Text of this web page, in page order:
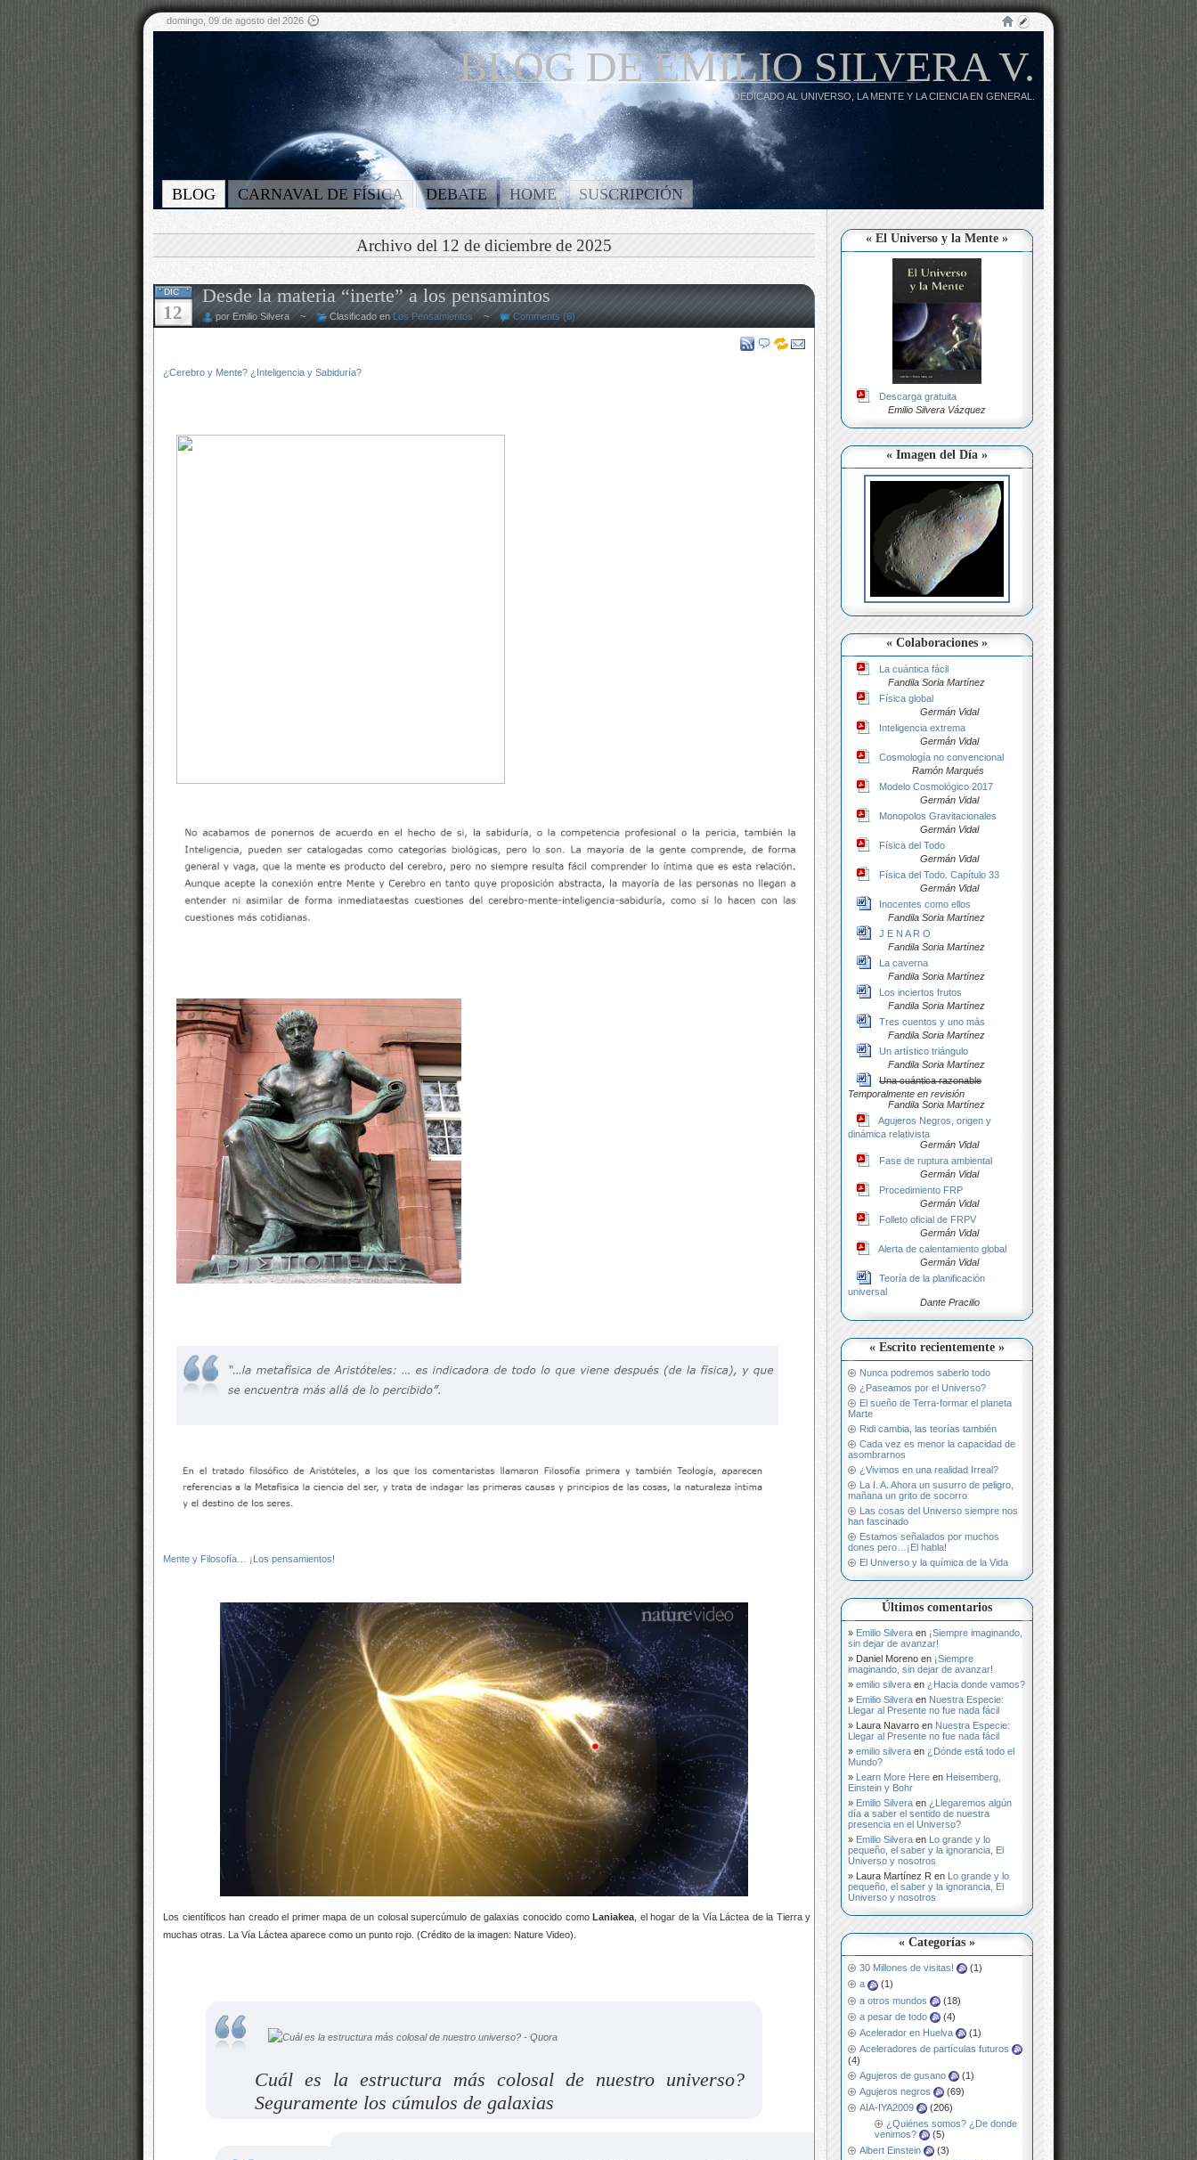
domingo, 09 de agosto del 2026
BLOG DE EMILIO SILVERA V.
DEDICADO AL UNIVERSO, LA MENTE Y LA CIENCIA EN GENERAL.
BLOG CARNAVAL DE FÍSICA DEBATE HOME SUSCRIPCIÓN
« El Universo y la Mente »
Descarga gratuita
Emilio Silvera Vázquez
« Imagen del Día »
« Colaboraciones »
La cuántica fácil
Fandila Soria Martínez
Física global
Germán Vidal
Inteligencia extrema
Germán Vidal
Cosmología no convencional
Ramón Marqués
Modelo Cosmológico 2017
Germán Vidal
Monopolos Gravitacionales
Germán Vidal
Física del Todo
Germán Vidal
Física del Todo. Capítulo 33
Germán Vidal
Inocentes como ellos
Fandila Soria Martínez
J E N A R O
Fandila Soria Martínez
La caverna
Fandila Soria Martínez
Los inciertos frutos
Fandila Soria Martínez
Tres cuentos y uno más
Fandila Soria Martínez
Un artístico triángulo
Fandila Soria Martínez
Una cuántica razonable
Temporalmente en revisión
Fandila Soria Martínez
Agujeros Negros, origen y
dinámica relativista
Germán Vidal
Fase de ruptura ambiental
Germán Vidal
Procedimiento FRP
Germán Vidal
Folleto oficial de FRPV
Germán Vidal
Alerta de calentamiento global
Germán Vidal
Teoría de la planificación
universal
Dante Pracilio
« Escrito recientemente »
Nunca podremos saberlo todo
¿Paseamos por el Universo?
El sueño de Terra-formar el planeta
Marte
Ridi cambia, las teorías también
Cada vez es menor la capacidad de
asombrarnos
¿Vivimos en una realidad Irreal?
La I. A. Ahora un susurro de peligro,
mañana un grito de socorro
Las cosas del Universo siempre nos
han fascinado
Estamos señalados por muchos
dones pero…¡El habla!
El Universo y la química de la Vida
Últimos comentarios
Emilio Silvera en ¡Siempre imaginando,
sin dejar de avanzar!
Daniel Moreno en ¡Siempre
imaginando, sin dejar de avanzar!
emilio silvera en ¿Hacia donde vamos?
Emilio Silvera en Nuestra Especie:
Llegar al Presente no fue nada fácil
Laura Navarro en Nuestra Especie:
Llegar al Presente no fue nada fácil
emilio silvera en ¿Dónde está todo el
Mundo?
Learn More Here en Heisemberg,
Einstein y Bohr
Emilio Silvera en ¿Llegaremos algún
día a saber el sentido de nuestra
presencia en el Universo?
Emilio Silvera en
Lo grande y lo
pequeño, el saber y la ignorancia, El
Universo y nosotros
Laura Martínez R en
Lo grande y lo
pequeño, el saber y la ignorancia, El
Universo y nosotros
« Categorías »
30 Millones de visitas!
(1)
a
(1)
a otros mundos
(18)
a pesar de todo
(4)
Acelerador en Huelva
(1)
Aceleradores de partículas futuros
(4)
Agujeros de gusano
(1)
Agujeros negros
(69)
AIA-IYA2009
(206)
¿Quiénes somos? ¿De donde
venimos?
(5)
Albert Einstein
(3)
Archivo del 12 de diciembre de 2025
DIC
12
Desde la materia “inerte” a los pensamintos
por Emilio Silvera ~ Clasificado en Los Pensamientos ~ Comments (6)
¿Cerebro y Mente? ¿Inteligencia y Sabiduría?
Mente y Filosofía… ¡Los pensamientos!
Los científicos han creado el primer mapa de un colosal supercúmulo de galaxias conocido comoLaniakea , el hogar de la Vía Láctea de la Tierra y de
muchas otras. La Vía Láctea aparece como un punto rojo. (Crédito de la imagen: Nature Video).
Cuál es la estructura más colosal de nuestro universo?
Seguramente los cúmulos de galaxias